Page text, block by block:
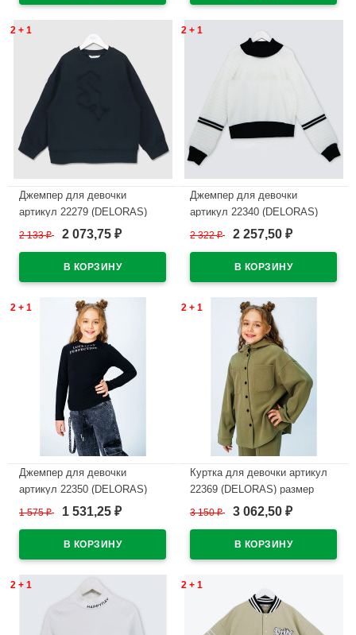
2 + 1
Джемпер для девочки
артикул 22279 (DELORAS)
размер цвет черный
2 133₽ 2 073,75 ₽
2 + 1
Джемпер для девочки
артикул 22340 (DELORAS)
размер цвет молочный
2 322₽ 2 257,50 ₽
2 + 1
Джемпер для девочки
артикул 22350 (DELORAS)
размер цвет светло-бежевый
1 575₽ 1 531,25 ₽
2 + 1
Куртка для девочки артикул
22369 (DELORAS) размер
цвет светло-хаки
3 150₽ 3 062,50 ₽
2 + 1 2 + 1